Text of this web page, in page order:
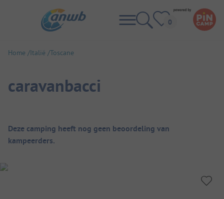
Home Italië Toscane
caravanbacci
Camping overzicht
Deze camping heeft nog geen beoordeling van
kampeerders.